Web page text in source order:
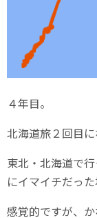
４年目。
北海道旅２回目に
東北・北海道で
にイマイチだっ
感覚的ですが、